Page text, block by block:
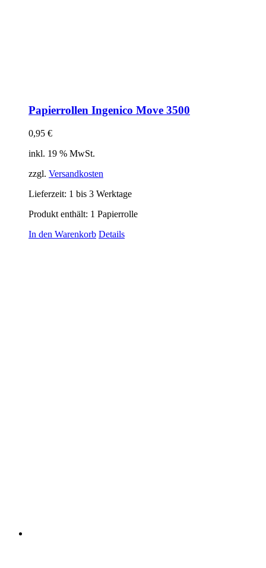
Papierrollen Ingenico Move 3500
0,95 €
inkl. 19 % MwSt.
zzgl. Versandkosten
Lieferzeit: 1 bis 3 Werktage
Produkt enthält: 1 Papierrolle
In den Warenkorb Details